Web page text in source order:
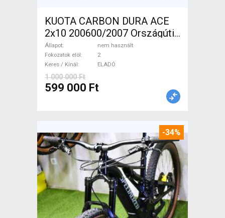
KUOTA CARBON DURA ACE
2x10 200600/2007 Országúti
nem használt ELADÓ
Állapot
nem használt
Fokozatok elöl
2
Keres / Kínál
ELADÓ
1 000 000 Ft
599 000 Ft
-34%